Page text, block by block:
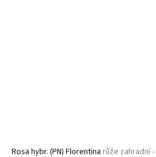
Rosa hybr. (PN) Florentina růže zahradní